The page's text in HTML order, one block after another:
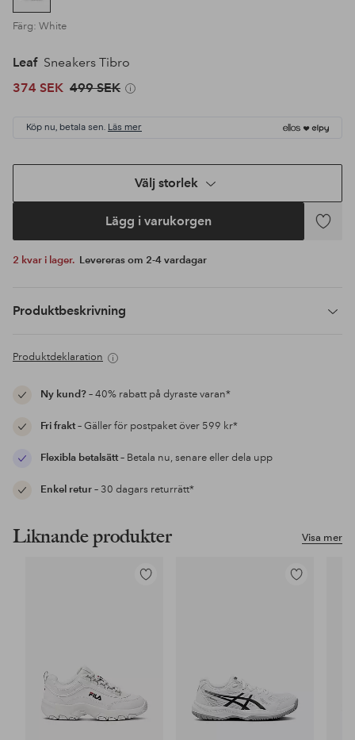
Färg: White
Leaf Sneakers Tibro
374 SEK 499 SEK
Köp nu, betala sen. Läs mer
Välj storlek
Lägg i varukorgen
Lägg
2 kvar i lager. Levereras om 2-4 vardagar
Produktbeskrivning
Produktdeklaration
Ny kund?– 40% rabatt på dyraste varan*
Fri frakt– Gäller för postpaket över 599 kr*
Flexibla betalsätt– Betala nu, senare eller dela upp
Enkel retur– 30 dagars returrätt*
Visa mer
Liknande produkter
Lägg
Lägg